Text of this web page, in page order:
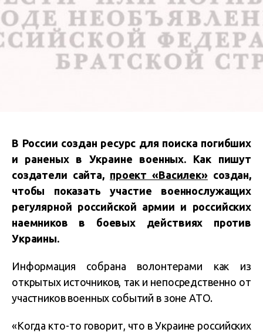
В России создан ресурс для поиска погибших
и раненых в Украине военных. Как пишут
создатели сайта, проект «Василек»создан,
чтобы показать участие военнослужащих
регулярной российской армии и российских
наемников в боевых действиях против
Украины.
Информация собрана волонтерами как из
открытых источников, так и непосредственно от
участников военных событий в зоне АТО.
«Когда кто-то говорит, что в Украине российских